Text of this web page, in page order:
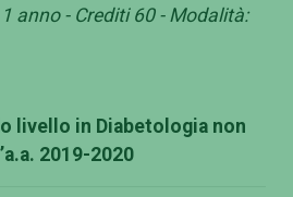
anno - Crediti 60 - Modalità:
livello in Diabetologia non
2019-2020